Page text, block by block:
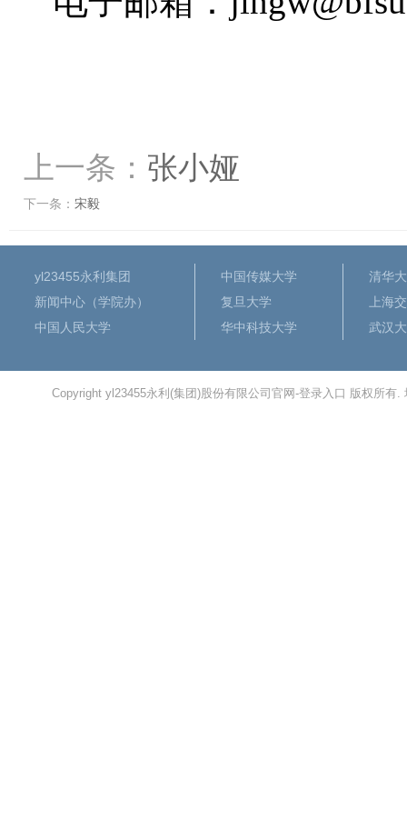
上一条： 张小娅
下一条： 宋毅
yl23455永利集团
新闻中心（学院办）
中国人民大学
中国传媒大学
复旦大学
华中科技大学
清华
上海
武汉
Copyright yl23455永利(集团)股份有限公司官网-登录入口 版权所